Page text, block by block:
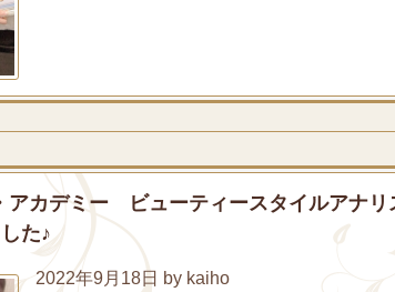
アカデミー ビューティースタイルアナ
た♪
2022年9月18日 by kaiho